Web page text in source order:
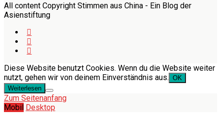
All content Copyright Stimmen aus China - Ein Blog der
Asienstiftung
Diese Website benutzt Cookies. Wenn du die Website weiter
nutzt, gehen wir von deinem Einverständnis aus. OK
Weiterlesen
Zum Seitenanfang
Mobil Desktop